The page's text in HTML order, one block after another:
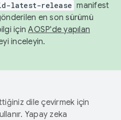
latest-release manifest
en son sürümü
içinAOSP'de yapılan
inceleyin.
dile çevirmek için
Yapay zeka